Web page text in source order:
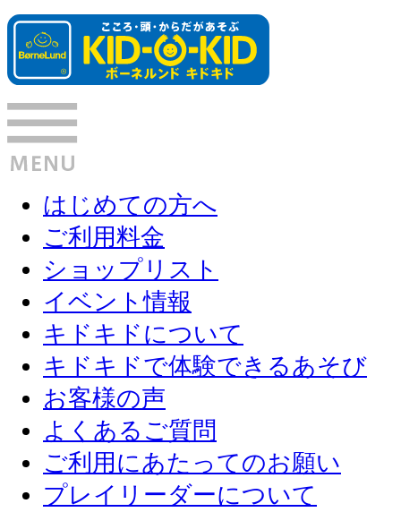
はじめての方へ
ご利用料金
ショップリスト
イベント情報
キドキドについて
キドキドで体験できるあそび
お客様の声
よくあるご質問
ご利用にあたってのお願い
プレイリーダーについて